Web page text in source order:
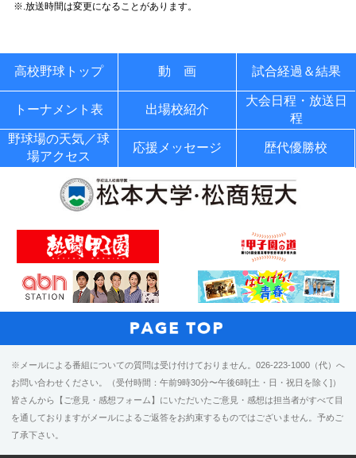
※.放送時間は変更になることがあります。
高校野球トップ 動 画 試合経過＆結果
トーナメント表 出場校紹介
大会日程・放送日
程
野球場の天気／球
場アクセス
応援メッセージ 歴代優勝校
※メールによる番組についての質問は受け付けておりません。026-223-1000（代）へ
お問い合わせください。（受付時間：午前9時30分〜午後6時[土・日・祝日を除く]）
皆さんから【ご意見・感想フォーム】にいただいたご意見・感想は担当者がすべて目
を通しておりますがメールによるご返答をお約束するものではございません。予めご
了承下さい。